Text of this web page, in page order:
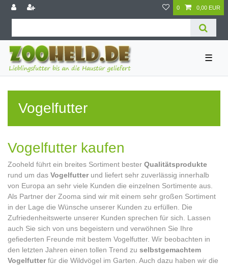
0 0,00 EUR
☰
Vogelfutter
Vogelfutter kaufen
Zooheld führt ein breites Sortiment bester Qualitätsprodukte
rund um das Vogelfutterund liefert sehr zuverlässig innerhalb
von Europa an sehr viele Kunden die einzelnen Sortimente aus.
Als Partner der Zooma sind wir mit einem sehr großen Sortiment
in der Lage die Wünsche unserer Kunden zu erfüllen. Die
Zufriedenheitswerte unserer Kunden sprechen für sich. Lassen
auch Sie sich von uns begeistern und verwöhnen Sie Ihre
gefiederten Freunde mit bestem Vogelfutter. Wir beobachten in
den letzten Jahren einen tollen Trend zu selbstgemachtem
Vogelfutterfür die Wildvögel im Garten. Auch dazu haben wir die